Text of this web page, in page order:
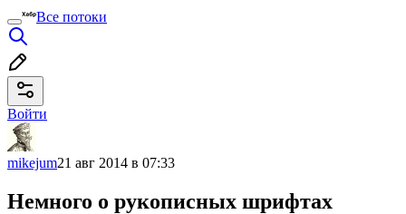
Все потоки
Войти
mikejum21 авг 2014 в 07:33
Немного о рукописных шрифтах